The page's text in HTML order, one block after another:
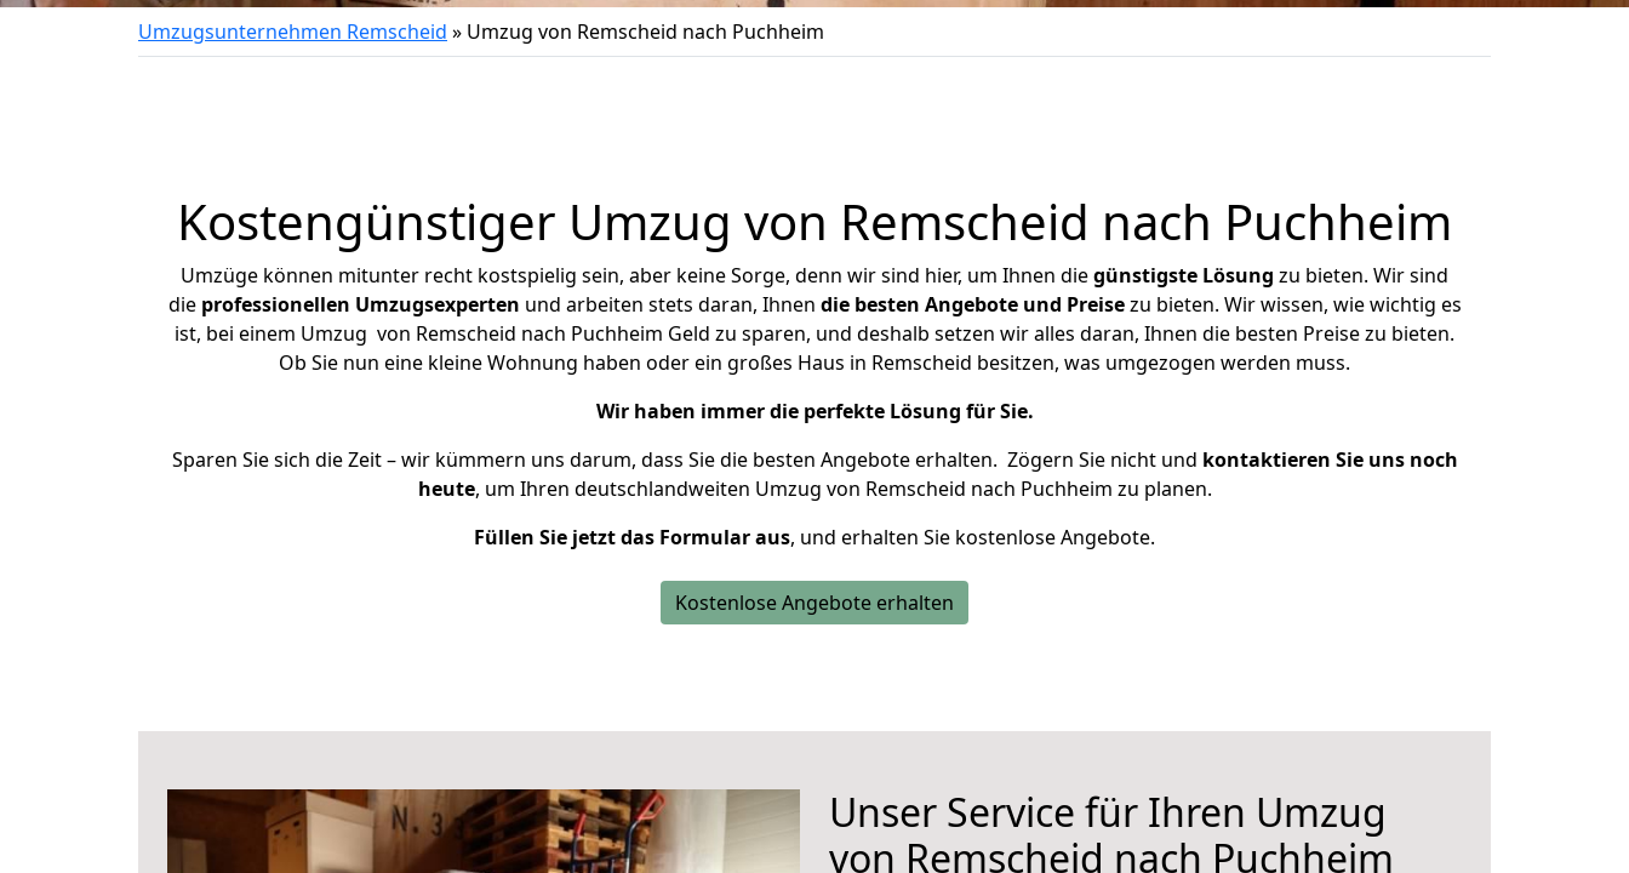
Umzugsunternehmen Remscheid » Umzug von Remscheid nach Puchheim
Kostengünstiger Umzug von Remscheid nach Puchheim
Umzüge können mitunter recht kostspielig sein, aber keine Sorge, denn wir sind hier, um Ihnen diegünstigste Lösung zu bieten. Wir sind
die professionellen Umzugsexperten und arbeiten stets daran, Ihnen die besten Angebote und Preisezu bieten. Wir wissen, wie wichtig es
ist, bei einem Umzug von Remscheid nach Puchheim Geld zu sparen, und deshalb setzen wir alles daran, Ihnen die besten Preise zu bieten.
Ob Sie nun eine kleine Wohnung haben oder ein großes Haus in Remscheid besitzen, was umgezogen werden muss.
Wir haben immer die perfekte Lösung für Sie.
Sparen Sie sich die Zeit – wir kümmern uns darum, dass Sie die besten Angebote erhalten. Zögern Sie nicht und kontaktieren Sie uns noch
heute, um Ihren deutschlandweiten Umzug von Remscheid nach Puchheim zu planen.
Füllen Sie jetzt das Formular aus, und erhalten Sie kostenlose Angebote.
Kostenlose Angebote erhalten
Unser Service für Ihren Umzug
von Remscheid nach Puchheim